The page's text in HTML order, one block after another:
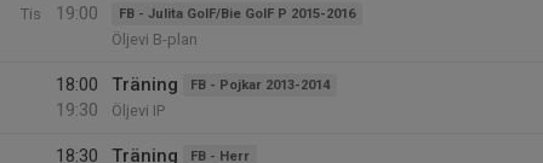
Tis
19:00
FB - Julita GoIF/Bie GoIF P 2015-2016
Öljevi B-plan
18:00
19:30
Träning FB - Pojkar 2013-2014
Öljevi IP
18:30
Träning FB - Herr